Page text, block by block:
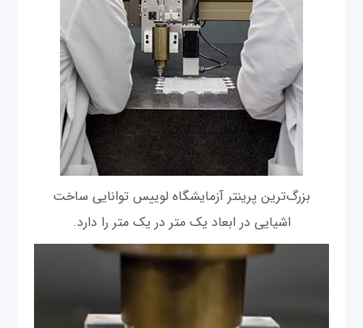
بزرگ‌ترین پرینتر آزمایشگاه لوییس توانایی ساخت
اشیایی در ابعاد یک متر در یک متر را دارد.